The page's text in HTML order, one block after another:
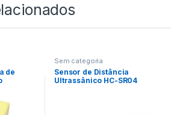
de
Sem categoria
Sensor de Distância
Ultrassânico HC-SR04